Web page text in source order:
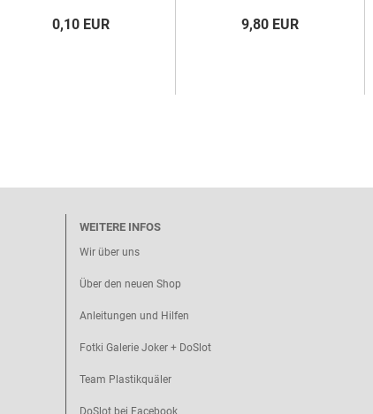
0,10 EUR 9,80 EUR
WEITERE INFOS
Wir über uns
Über den neuen Shop
Anleitungen und Hilfen
Fotki Galerie Joker + DoSlot
Team Plastikquäler
DoSlot bei Facebook